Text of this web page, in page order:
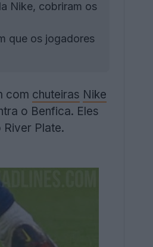
Nike, cobriram os
que os jogadores
com chuteiras Nike
o Benfica. Eles
Plate.